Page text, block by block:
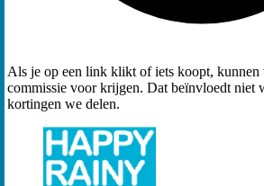
Als je op een link klikt of iets koopt, kunnen
commissie voor krijgen. Dat beïnvloedt niet
kortingen we delen.